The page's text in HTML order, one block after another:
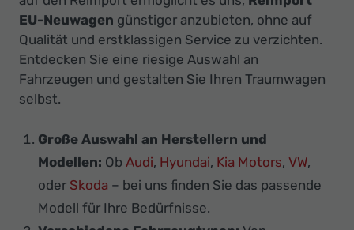
EU-Neuwagen günstiger anzubieten, ohne auf
Qualität und erstklassigen Service zu verzichten.
Entdecken Sie eine riesige Auswahl an
Fahrzeugen und gestalten Sie Ihren Traumwagen
selbst.
Große Auswahl an Herstellern und
Modellen: Ob Audi, Hyundai, Kia Motors, VW,
oder Skoda – bei uns finden Sie das passende
Modell für Ihre Bedürfnisse.